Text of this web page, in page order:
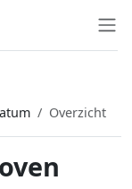
Overzicht